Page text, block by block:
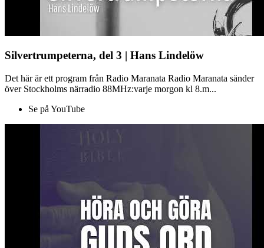
Silvertrumpeterna, del 3 | Hans Lindelöw
Det här är ett program från Radio Maranata Radio Maranata sänder
över Stockholms närradio 88MHz:varje morgon kl 8.m...
Se på YouTube